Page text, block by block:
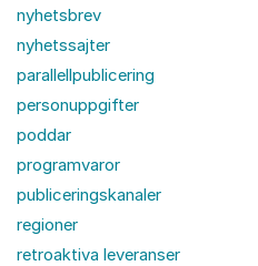
nyhetsbrev
nyhetssajter
parallellpublicering
personuppgifter
poddar
programvaror
publiceringskanaler
regioner
retroaktiva leveranser